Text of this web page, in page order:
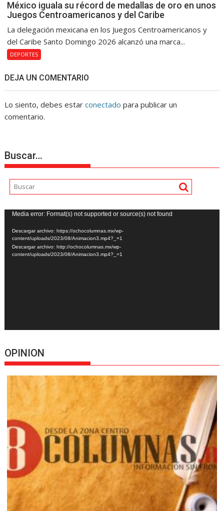
México iguala su récord de medallas de oro en unos
Juegos Centroamericanos y del Caribe
La delegación mexicana en los Juegos Centroamericanos y
del Caribe Santo Domingo 2026 alcanzó una marca...
DEPORTES
DEJA UN COMENTARIO
Lo siento, debes estarconectado para publicar un
comentario.
Buscar…
Reproductor
de
vídeo
Media error: Format(s) not supported or source(s) not found
Descargar archivo: https://ochocolumnas.mx/wp-
content/uploads/2023/08/Animacion3.mp4?_=1
Descargar archivo: http://ochocolumnas.mx/wp-
content/uploads/2023/08/Animacion3.mp4?_=1
OPINION